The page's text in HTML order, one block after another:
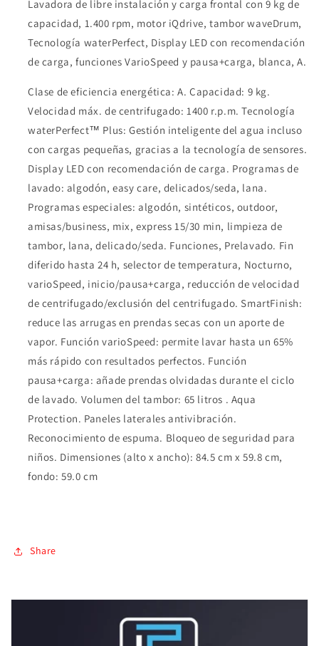
Lavadora de libre instalación y carga frontal con 9 kg de
capacidad, 1.400 rpm, motor iQdrive, tambor waveDrum,
Tecnología waterPerfect, Display LED con recomendación
de carga, funciones VarioSpeed y pausa+carga, blanca, A.
Clase de eficiencia energética: A. Capacidad: 9 kg.
Velocidad máx. de centrifugado: 1400 r.p.m. Tecnología
waterPerfect™ Plus: Gestión inteligente del agua incluso
con cargas pequeñas, gracias a la tecnología de sensores.
Display LED con recomendación de carga. Programas de
lavado: algodón, easy care, delicados/seda, lana.
Programas especiales: algodón, sintéticos, outdoor,
amisas/business, mix, express 15/30 min, limpieza de
tambor, lana, delicado/seda. Funciones, Prelavado. Fin
diferido hasta 24 h, selector de temperatura, Nocturno,
varioSpeed, inicio/pausa+carga, reducción de velocidad
de centrifugado/exclusión del centrifugado. SmartFinish:
reduce las arrugas en prendas secas con un aporte de
vapor. Función varioSpeed: permite lavar hasta un 65%
más rápido con resultados perfectos. Función
pausa+carga: añade prendas olvidadas durante el ciclo
de lavado. Volumen del tambor: 65 litros . Aqua
Protection. Paneles laterales antivibración.
Reconocimiento de espuma. Bloqueo de seguridad para
niños. Dimensiones (alto x ancho): 84.5 cm x 59.8 cm,
fondo: 59.0 cm
Share